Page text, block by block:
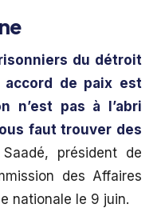
du détroit
accord de paix est
n’est pas à l’abri
faut trouver des
président de
des Affaires
nationale le 9 juin.